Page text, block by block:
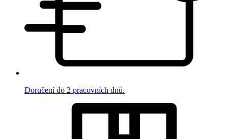
Doručení do 2 pracovních dnů.